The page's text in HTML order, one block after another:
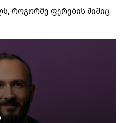
როგორმე ფერების შიშიც